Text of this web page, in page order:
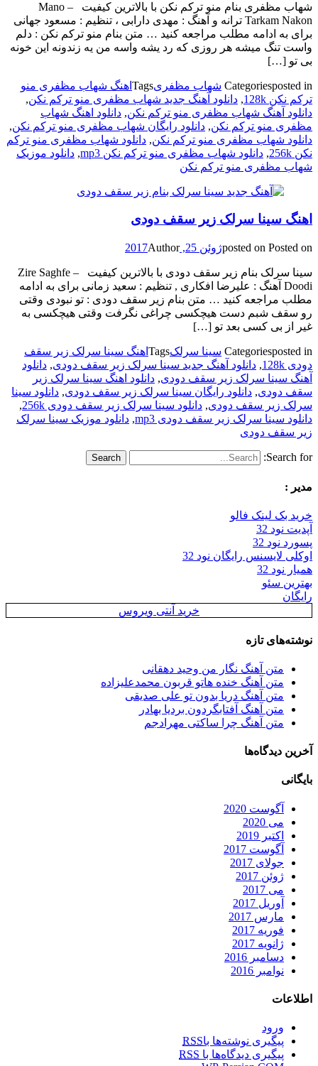
شهاب مظفری بنام منو ترکم نکن با بالاترین کیفیت – Mano
Tarkam Nakon ترانه و آهنگ : مهدی دارابی ، تنظیم : مسعود جهانی
برای به ادامه مطلب مراجعه کنید … متن بنام منو ترکم نکن : دلم
واست تنگ میشه هر روزی که رد یشه واسه من یه زندونه این خونه
بی تو […]
Categoriesposted in شهاب مظفریTags اهنگ شهاب مظفری منو
ترکم نکن 128k
, دانلود آهنگ جدید شهاب مظفری منو ترکم نکن,
دانلود آهنگ شهاب مظفری منو ترکم نکن, دانلود اهنگ شهاب
مظفری منو ترکم نکن, دانلود رایگان شهاب مظفری منو ترکم نکن,
دانلود شهاب مظفری منو ترکم نکن, دانلود شهاب مظفری منو ترکم
نکن 256k
, دانلود شهاب مظفری منو ترکم نکن mp3 , دانلود موزیک
شهاب مظفری منو ترکم نکن
اهنگ سینا سرلک زیر سقف دودی
posted on Posted on ژوئن 25, 2017 Author
سینا سرلک بنام زیر سقف دودی با بالاترین کیفیت – Zire Saghfe
Doodi آهنگ : علیرضا افکاری , تنظیم : سعید زمانی برای به ادامه
مطلب مراجعه کنید … متن بنام زیر سقف دودی : تو نبودی وقتی
رو سقف شبم دست هیچکسی چراغی نگرفت وقتی هیچکسی به
غیر از بی کسی بعد تو […]
Categoriesposted in سینا سرلکTags اهنگ سینا سرلک زیر سقف
دودی 128k
, دانلود آهنگ جدید سینا سرلک زیر سقف دودی, دانلود
آهنگ سینا سرلک زیر سقف دودی, دانلود اهنگ سینا سرلک زیر
سقف دودی, دانلود رایگان سینا سرلک زیر سقف دودی, دانلود سینا
سرلک زیر سقف دودی, دانلود سینا سرلک زیر سقف دودی 256k
,
دانلود سینا سرلک زیر سقف دودی mp3
, دانلود موزیک سینا سرلک
زیر سقف دودی
Search for:
مدیر :
خرید بک لینک فالو
آپدیت نود 32
پسورد نود 32
اوکلی لایسنس رایگان نود 32
همیار نود 32
بهترین سئو
رایگان
خرید آنتی ویروس
نوشته‌های تازه
متن آهنگ نگار من وحید دهقانی
متن آهنگ خنده هاتو قربون محمدعلیزاده
متن آهنگ دریا بدون تو علی صدیقی
متن آهنگ آفتابگردون بردیا بهادر
متن آهنگ چرا ساکتی مهرادجم
آخرین دیدگاه‌ها
بایگانی
آگوست 2020
می 2020
اکتبر 2019
آگوست 2017
جولای 2017
ژوئن 2017
می 2017
آوریل 2017
مارس 2017
فوریه 2017
ژانویه 2017
دسامبر 2016
نوامبر 2016
اطلاعات
ورود
پیگیری نوشته‌ها باRSS
پیگیری دیدگاه‌ها با RSS